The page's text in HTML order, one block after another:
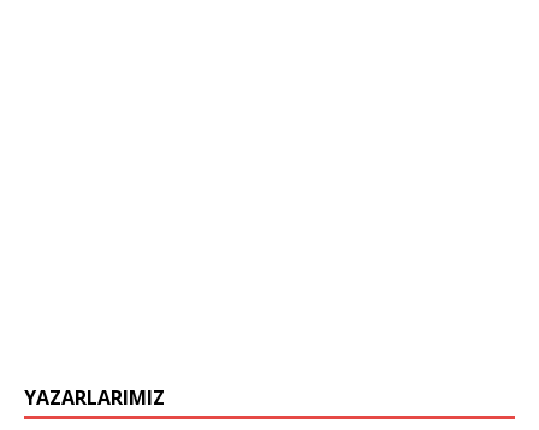
YAZARLARIMIZ